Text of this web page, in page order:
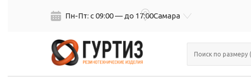
Пн-Пт: с 09:00 — до 17:00Самара